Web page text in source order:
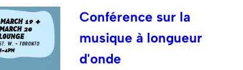
Conférence sur la
musique à longueur
d'onde